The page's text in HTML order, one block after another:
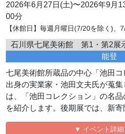
2026年6月27日(土)〜2026年9月
00分
【休館日】毎週月曜日(7/20を除く)
石川県七尾美術館 第1・第2展
能登
七尾美術館所蔵品の中心「池田
出身の実業家・池田文夫氏が蒐
は、「池田コレクション」の名
を紹介します。後期展では、新寄
▼ イベント詳細